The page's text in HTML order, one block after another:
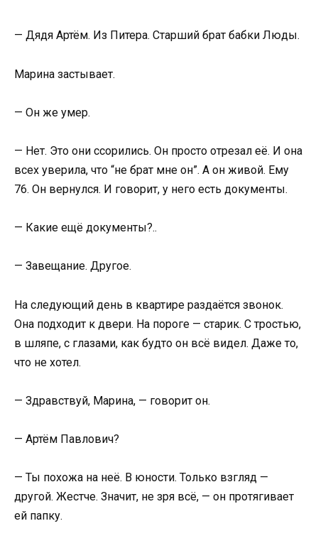
— Дядя Артём. Из Питера. Старший брат бабки Люды.
Марина застывает.
— Он же умер.
— Нет. Это они ссорились. Он просто отрезал её. И она
всех уверила, что “не брат мне он”. А он живой. Ему
76. Он вернулся. И говорит, у него есть документы.
— Какие ещё документы?..
— Завещание. Другое.
На следующий день в квартире раздаётся звонок.
Она подходит к двери. На пороге — старик. С тростью,
в шляпе, с глазами, как будто он всё видел. Даже то,
что не хотел.
— Здравствуй, Марина, — говорит он.
— Артём Павлович?
— Ты похожа на неё. В юности. Только взгляд —
другой. Жестче. Значит, не зря всё, — он протягивает
ей папку.